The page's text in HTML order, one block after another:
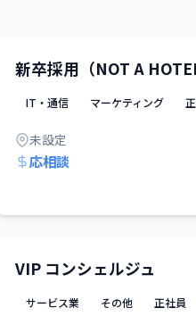
新卒採用（NOT A
IT・通信 マーケティング
未設定
応相談
VIP コンシェルジュ
サービス業 その他 正社員